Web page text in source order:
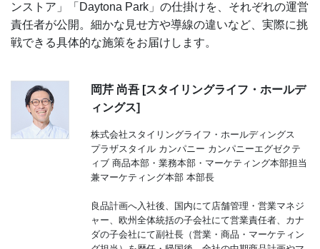
ンストア」「Daytona Park」の仕掛けを、それぞれの運営
責任者が公開。細かな見せ方や導線の違いなど、実際に挑
戦できる具体的な施策をお届けします。
岡芹 尚吾 [スタイリングライフ・ホールデ
ィングス]
株式会社スタイリングライフ・ホールディングス
プラザスタイル カンパニー カンパニーエグゼクテ
ィブ 商品本部・業務本部・マーケティング本部担当
兼マーケティング本部 本部長
良品計画へ入社後、国内にて店舗管理・営業マネジ
ャー、欧州全体統括の子会社にて営業責任者、カナ
ダの子会社にて副社長（営業・商品・マーケティン